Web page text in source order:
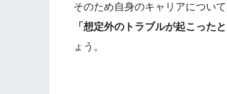
そのため自身のキャリアについ
「想定外のトラブルが起こった
ょう。